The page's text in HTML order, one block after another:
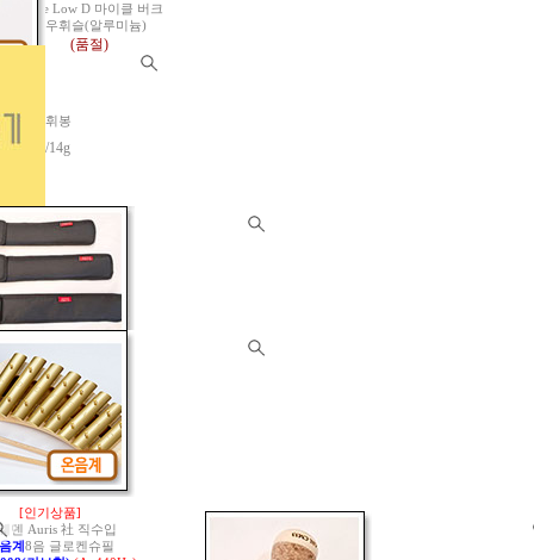
Burke Low D 마이클 버크
로우휘슬(알루미늄)
(품절)
社 지휘봉
/14g
시차임 세트
휘슬 소프트 케이스
Bb키 & Alto A키)
규격 : 42 X 8cm
8,000원
[인기상품]
덴 Auris 社 직수입
계8음 글로켄슈필